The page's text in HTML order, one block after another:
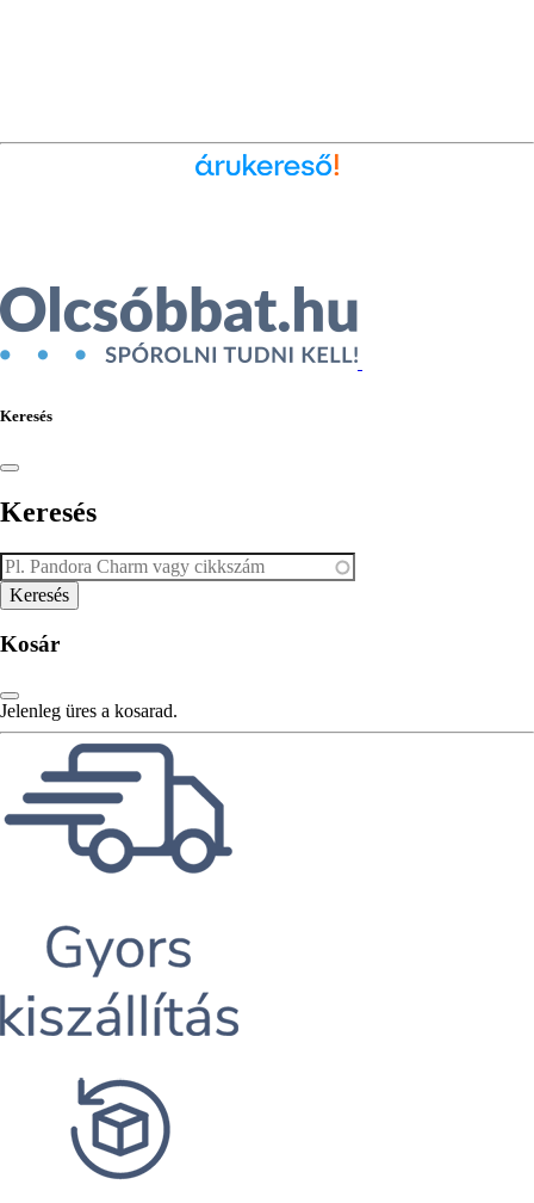
Keresés
Keresés
Kosár
Jelenleg üres a kosarad.